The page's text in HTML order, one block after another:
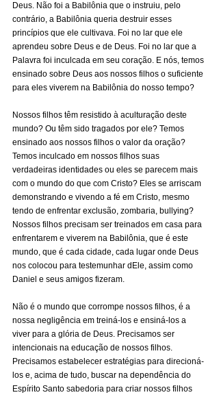
Deus. Não foi a Babilônia que o instruiu, pelo
contrário, a Babilônia queria destruir esses
princípios que ele cultivava. Foi no lar que ele
aprendeu sobre Deus e de Deus. Foi no lar que a
Palavra foi inculcada em seu coração. E nós, temos
ensinado sobre Deus aos nossos filhos o suficiente
para eles viverem na Babilônia do nosso tempo?
Nossos filhos têm resistido à aculturação deste
mundo? Ou têm sido tragados por ele? Temos
ensinado aos nossos filhos o valor da oração?
Temos inculcado em nossos filhos suas
verdadeiras identidades ou eles se parecem mais
com o mundo do que com Cristo? Eles se arriscam
demonstrando e vivendo a fé em Cristo, mesmo
tendo de enfrentar exclusão, zombaria, bullying?
Nossos filhos precisam ser treinados em casa para
enfrentarem e viverem na Babilônia, que é este
mundo, que é cada cidade, cada lugar onde Deus
nos colocou para testemunhar dEle, assim como
Daniel e seus amigos fizeram.
Não é o mundo que corrompe nossos filhos, é a
nossa negligência em treiná-los e ensiná-los a
viver para a glória de Deus. Precisamos ser
intencionais na educação de nossos filhos.
Precisamos estabelecer estratégias para direcioná-
los e, acima de tudo, buscar na dependência do
Espírito Santo sabedoria para criar nossos filhos